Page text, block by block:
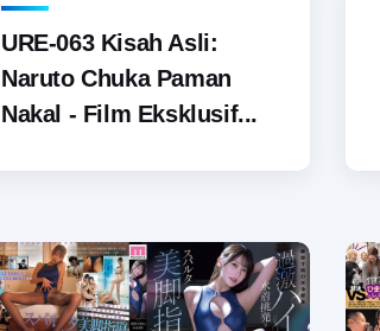
URE-063 Kisah Asli:
Naruto Chuka Paman
Nakal - Film Eksklusif...